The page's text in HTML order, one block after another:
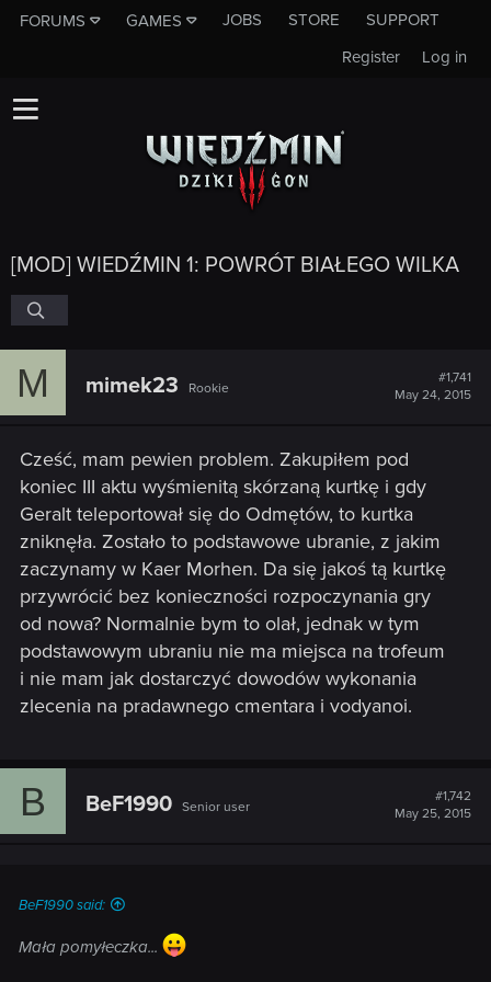
FORUMS GAMES JOBS STORE
SUPPORT
Log in
Register
[MOD] WIEDŹMIN 1: POWRÓT BIAŁEGO WILKA
M mimek23 Rookie
#1,741
May 24, 2015
Cześć, mam pewien problem. Zakupiłem pod
koniec III aktu wyśmienitą skórzaną kurtkę i gdy
Geralt teleportował się do Odmętów, to kurtka
zniknęła. Zostało to podstawowe ubranie, z jakim
zaczynamy w Kaer Morhen. Da się jakoś tą kurtkę
przywrócić bez konieczności rozpoczynania gry
od nowa? Normalnie bym to olał, jednak w tym
podstawowym ubraniu nie ma miejsca na trofeum
i nie mam jak dostarczyć dowodów wykonania
zlecenia na pradawnego cmentara i vodyanoi.
B BeF1990 Senior user
#1,742
May 25, 2015
BeF1990 said:
Mała pomyłeczka...